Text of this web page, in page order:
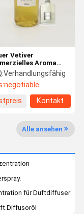
Neuigkeiten
Vetiver
Aroma
Hotel Duft
Verhandlungsfähig
negotiable
Kontakt
Alle ansehen
für Duftdiffuser
Diffusoröl